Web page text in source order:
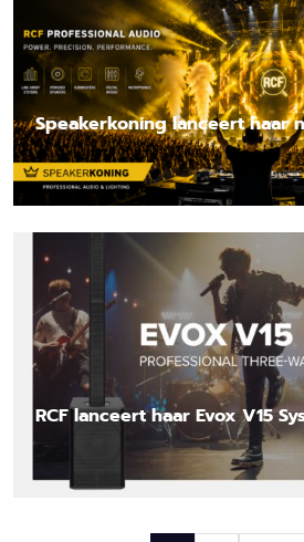
Speakerkoning lanceert haar
Lees
RCF lanceert haar Evox V15
Lees